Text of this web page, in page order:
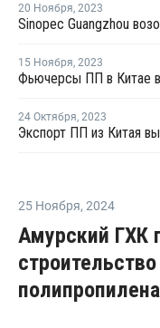
20 Ноября, 2023
15 Ноября, 2023
Фьючерсы ПП в Китае
24 Октября, 2023
Экспорт ПП из Китая
25 Ноября, 2024
Амурский ГХК